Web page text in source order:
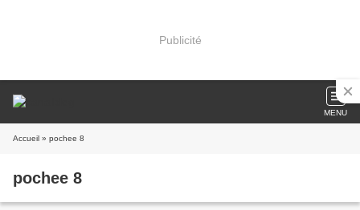
Publicité
MENU
Accueil » pochee 8
pochee 8